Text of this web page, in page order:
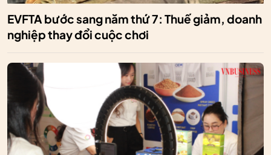
EVFTA bước sang năm thứ 7: Thuế giảm, doanh
nghiệp thay đổi cuộc chơi